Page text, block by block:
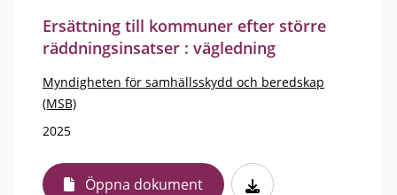
Ersättning till kommuner efter större
räddningsinsatser : vägledning
Myndigheten för samhällsskydd och beredskap
(MSB)
2025
Öppna dokument